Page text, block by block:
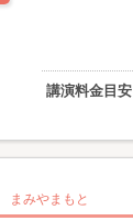
講演料金目安
まみやまもと